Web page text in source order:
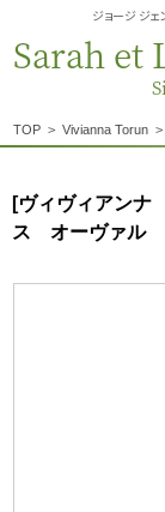
ジョージ ジ
Sarah et
TOP > Vivianna Torun >
[ヴィヴィアン
ス オーヴァル